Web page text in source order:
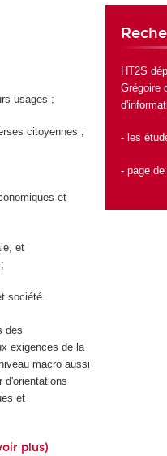
usages ;
citoyennes ;
et
et
société.
des
exigences de la
macro aussi
d'orientations
et
plus)
HT2S
Grégoire
- les
-page